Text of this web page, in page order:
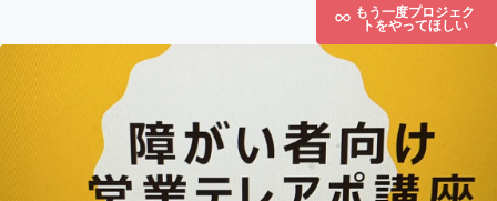
もう一度プロジェク
トをやってほしい